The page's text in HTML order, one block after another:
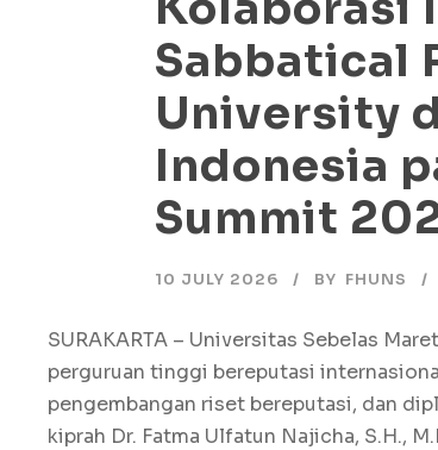
Sabbatical
University
Indonesia
Summit
10 JULY 2026 BY FHUNS
SURAKARTA – Universitas Sebelas
perguruan tinggi bereputasi
pengembangan riset bereputasi, dan
kiprah Dr. Fatma Ulfatun Najicha, S.H.,